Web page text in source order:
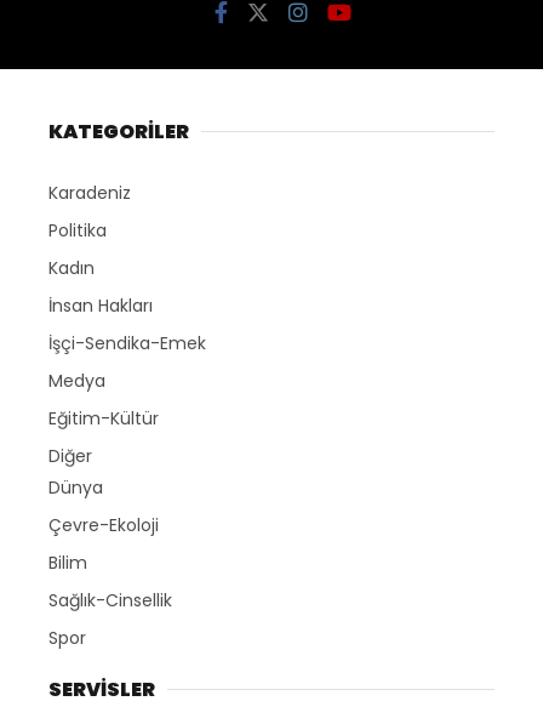
KATEGORİLER
Karadeniz
Politika
Kadın
İnsan Hakları
İşçi-Sendika-Emek
Medya
Eğitim-Kültür
Diğer
Dünya
Çevre-Ekoloji
Bilim
Sağlık-Cinsellik
Spor
SERVİSLER